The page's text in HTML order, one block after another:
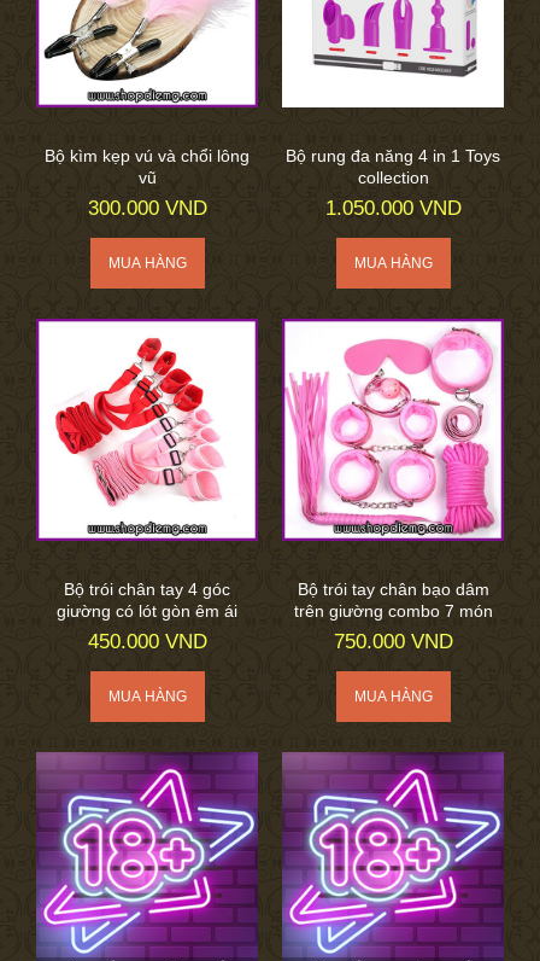
Bộ kìm kẹp vú và chổi lông
vũ
300.000 VND
Bộ rung đa năng 4 in 1 Toys
collection
1.050.000 VND
Bộ trói chân tay 4 góc
giường có lót gòn êm ái
450.000 VND
Bộ trói tay chân bạo dâm
trên giường combo 7 món
750.000 VND